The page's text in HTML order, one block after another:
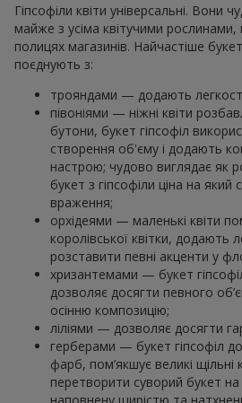
Гіпсофіли квіти універсальні. Вони
майже з усіма квітучими
полицях магазинів. Найчастіше
поєднують з:
трояндами — додають
півоніями — ніжні квіти
бутони, букет гіпсофіл
створення об'єму і додають
настрою; чудово виглядає як
букет з гіпсофіли ціна на
враження;
орхідеями — маленькі квіти
королівської квітки, додають
розставити певні акценти у
хризантемами — букет
дозволяє досягти певного
осінню композицію;
ліліями — дозволяє досягти
герберами — букет гіпсофіл
фарб, пом’якшує великі щільні
перетворити суворий букет
наповнену щирістю та